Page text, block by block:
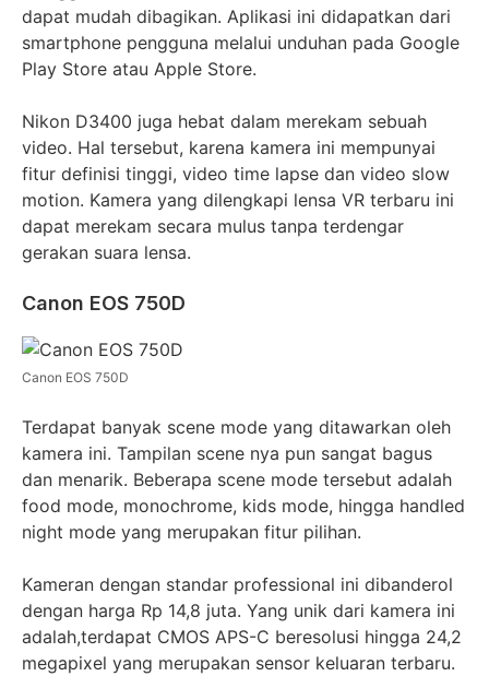
dapat mudah dibagikan. Aplikasi ini didapatkan dari
smartphone pengguna melalui unduhan pada Google
Play Store atau Apple Store.
Nikon D3400 juga hebat dalam merekam sebuah
video. Hal tersebut, karena kamera ini mempunyai
fitur definisi tinggi, video time lapse dan video slow
motion. Kamera yang dilengkapi lensa VR terbaru ini
dapat merekam secara mulus tanpa terdengar
gerakan suara lensa.
Canon EOS 750D
Canon EOS 750D
Terdapat banyak scene mode yang ditawarkan oleh
kamera ini. Tampilan scene nya pun sangat bagus
dan menarik. Beberapa scene mode tersebut adalah
food mode, monochrome, kids mode, hingga handled
night mode yang merupakan fitur pilihan.
Kameran dengan standar professional ini dibanderol
dengan harga Rp 14,8 juta. Yang unik dari kamera ini
adalah,terdapat CMOS APS-C beresolusi hingga 24,2
megapixel yang merupakan sensor keluaran terbaru.